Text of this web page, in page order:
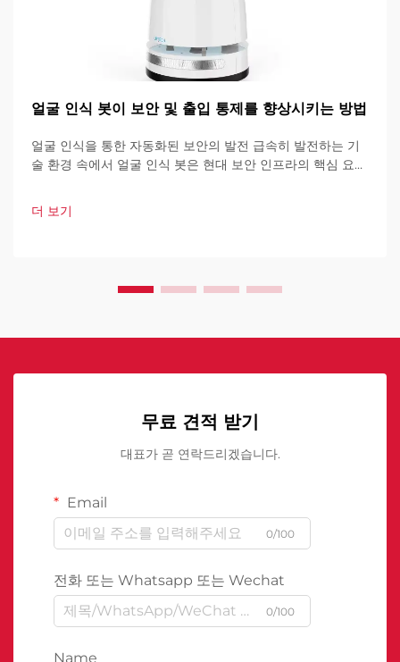
얼굴 인식 봇이 보안 및 출입 통제를 향상시키는 방법
얼굴 인식을 통한 자동화된 보안의 발전 급속히 발전하는 기
술 환경 속에서 얼굴 인식 봇은 현대 보안 인프라의 핵심 요소
지능을 기반으로 하여 다양한 기술을 결합하여 설계되었습니
다.
더 보기
무료 견적 받기
대표가 곧 연락드리겠습니다.
Email
0/100
전화 또는 Whatsapp 또는 Wechat
0/100
Name